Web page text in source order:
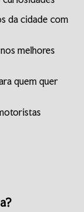
da cidade com
melhores
quem quer